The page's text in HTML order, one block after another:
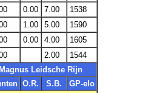
0.00 7.00
1538
1.00 5.00
1590
0.00 4.00
1605
2.00
1544
Leidsche Rijn
O.R. S.B.
GP-elo